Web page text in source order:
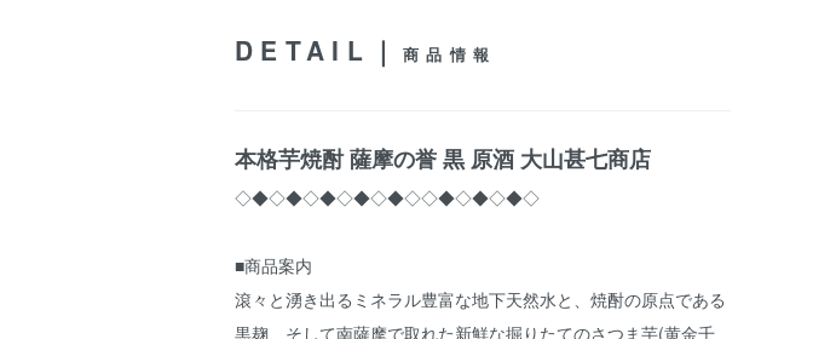
DETAIL｜商品情報
本格芋焼酎 薩摩の誉 黒 原酒 大山甚七商店
◇◆◇◆◇◆◇◆◇◆◇◇◆◇◆◇◆◇
■商品案内
滾々と湧き出るミネラル豊富な地下天然水と、焼酎の原点である
黒麹、そして南薩摩で取れた新鮮な掘りたてのさつま芋(黄金千